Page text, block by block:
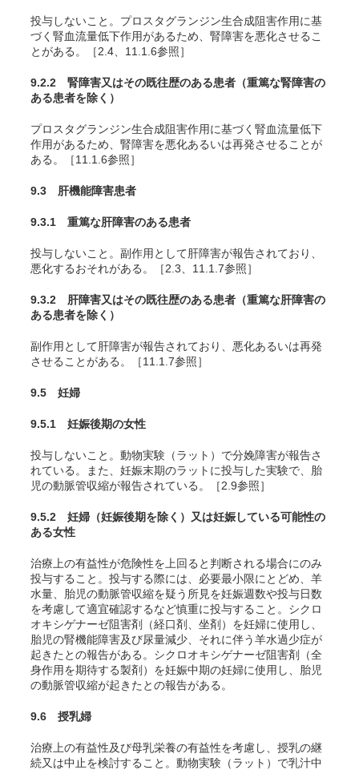
投与しないこと。プロスタグランジン生合成阻害作用に基
づく腎血流量低下作用があるため、腎障害を悪化させるこ
とがある。［2.4、11.1.6参照］
9.2.2 腎障害又はその既往歴のある患者（重篤な腎障害の
ある患者を除く）
プロスタグランジン生合成阻害作用に基づく腎血流量低下
作用があるため、腎障害を悪化あるいは再発させることが
ある。［11.1.6参照］
9.3 肝機能障害患者
9.3.1 重篤な肝障害のある患者
投与しないこと。副作用として肝障害が報告されており、
悪化するおそれがある。［2.3、11.1.7参照］
9.3.2 肝障害又はその既往歴のある患者（重篤な肝障害の
ある患者を除く）
副作用として肝障害が報告されており、悪化あるいは再発
させることがある。［11.1.7参照］
9.5 妊婦
9.5.1 妊娠後期の女性
投与しないこと。動物実験（ラット）で分娩障害が報告さ
れている。また、妊娠末期のラットに投与した実験で、胎
児の動脈管収縮が報告されている。［2.9参照］
9.5.2 妊婦（妊娠後期を除く）又は妊娠している可能性の
ある女性
治療上の有益性が危険性を上回ると判断される場合にのみ
投与すること。投与する際には、必要最小限にとどめ、 羊
水量、胎児の動脈管収縮を疑う所見を妊娠週数や投与日数
を考慮して適宜確認するなど慎重に投与すること。シクロ
オキシゲナーゼ阻害剤（経口剤、坐剤）を妊婦に使用し、
胎児の腎機能障害及び尿量減少、それに伴う羊水過少症が
起きたとの報告がある。 シクロオキシゲナーゼ阻害剤（全
身作用を期待する製剤）を妊娠中期の妊婦に使用し、胎児
の動脈管収縮が起きたとの報告がある。
9.6 授乳婦
治療上の有益性及び母乳栄養の有益性を考慮し、授乳の継
続又は中止を検討すること。動物実験（ラット）で乳汁中